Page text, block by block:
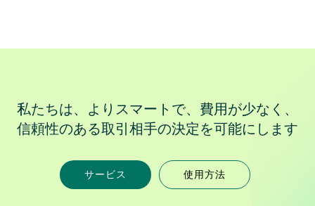
私たちは、よりスマートで、費用が少なく、
信頼性のある取引相手の決定を可能にします
サービス 使用方法